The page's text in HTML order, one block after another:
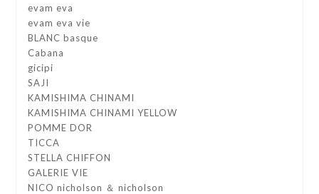
evam eva
evam eva vie
BLANC basque
Cabana
gicipi
SAJI
KAMISHIMA CHINAMI
KAMISHIMA CHINAMI YELLOW
POMME DOR
TICCA
STELLA CHIFFON
GALERIE VIE
NICO nicholson ＆ nicholson